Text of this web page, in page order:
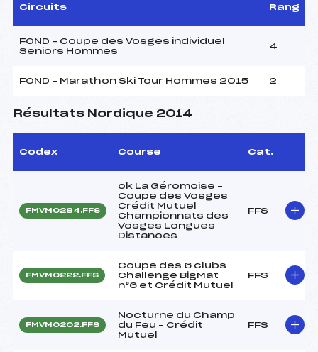
Circuits Rang
FOND – Coupe des Vosges individuel
Seniors Hommes
4
FOND – Marathon Ski Tour Hommes 2015 2
Résultats Nordique 2014
Codex Course Cat.
FMVM0284.FFS
ok La Géromoise –
Coupe des Vosges
Crédit Mutuel
Championnats des
Vosges Longues
Distances
FFS
FMVM0222.FFS
Coupe des 6 clubs
Challenge BigMat
n°6 et Crédit Mutuel
FFS
FMVM0202.FFS
Nocturne du Champ
du Feu – Crédit
Mutuel
FFS